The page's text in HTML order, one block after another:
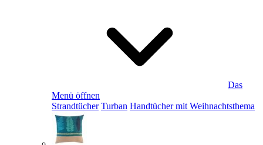
Das
Menü öffnen
Strandtücher Turban Handtücher mit Weihnachtsthema